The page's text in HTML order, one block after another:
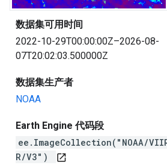
数据集可用时间
2022-10-29T00:00:00Z–2026-08-
07T20:02:03.500000Z
数据集生产者
NOAA
Earth Engine 代码段
ee.ImageCollection("NOAA/
R/V3")
open_in_new